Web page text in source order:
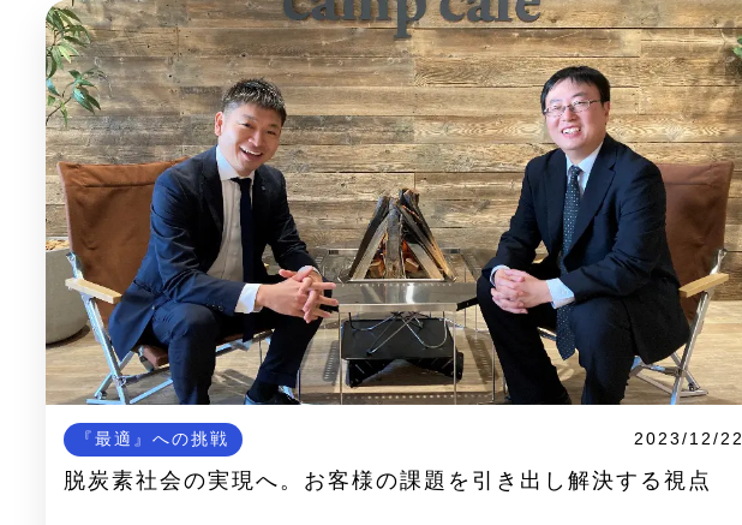
『最適』への挑戦 2023/12/22
脱炭素社会の実現へ。お客様の課題を引き出し解決する視点